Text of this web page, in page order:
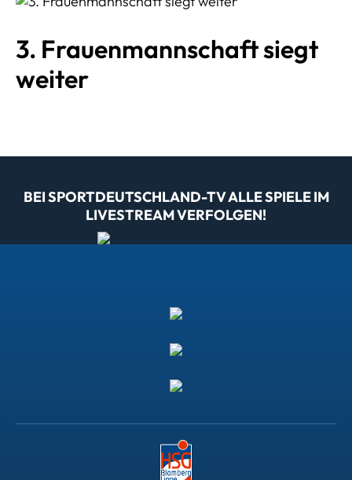
3. Frauenmannschaft siegt
weiter
BEI SPORTDEUTSCHLAND-TV ALLE SPIELE IM
LIVESTREAM VERFOLGEN!